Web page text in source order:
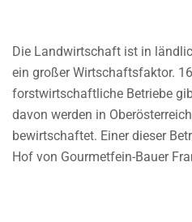
Die Landwirtschaft ist in
ein großer Wirtschaftsfaktor.
forstwirtschaftliche Betriebe
davon werden in
bewirtschaftet. Einer dieser
Hof von Gourmetfein-Bauer